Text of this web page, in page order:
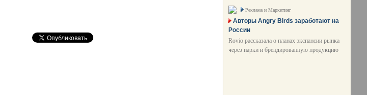
Реклама и Маркетинг
Авторы Angry Birds заработают на
России
Rovio рассказала о планах экспансии рынка
через парки и брендированную продукцию